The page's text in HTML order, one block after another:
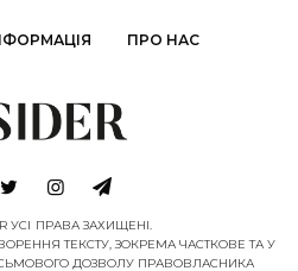
ПРО НАС
УСІ ПРАВА ЗАХИЩЕНІ.
ТЕКСТУ, ЗОКРЕМА ЧАСТКОВЕ ТА У
ДОЗВОЛУ ПРАВОВЛАСНИКА